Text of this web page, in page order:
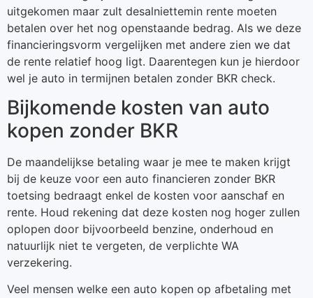
uitgekomen maar zult desalniettemin rente moeten
betalen over het nog openstaande bedrag. Als we deze
financieringsvorm vergelijken met andere zien we dat
de rente relatief hoog ligt. Daarentegen kun je hierdoor
wel je auto in termijnen betalen zonder BKR check.
Bijkomende kosten van auto
kopen zonder BKR
De maandelijkse betaling waar je mee te maken krijgt
bij de keuze voor een auto financieren zonder BKR
toetsing bedraagt enkel de kosten voor aanschaf en
rente. Houd rekening dat deze kosten nog hoger zullen
oplopen door bijvoorbeeld benzine, onderhoud en
natuurlijk niet te vergeten, de verplichte WA
verzekering.
Veel mensen welke een auto kopen op afbetaling met